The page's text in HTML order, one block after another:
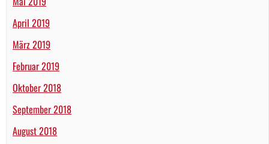
April 2019
März 2019
Februar 2019
Oktober 2018
September 2018
August 2018